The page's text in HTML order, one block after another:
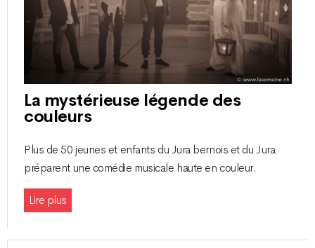
La mystérieuse légende des
couleurs
Plus de 50 jeunes et enfants du Jura bernois et du Jura
préparent une comédie musicale haute en couleur.
Lire plus